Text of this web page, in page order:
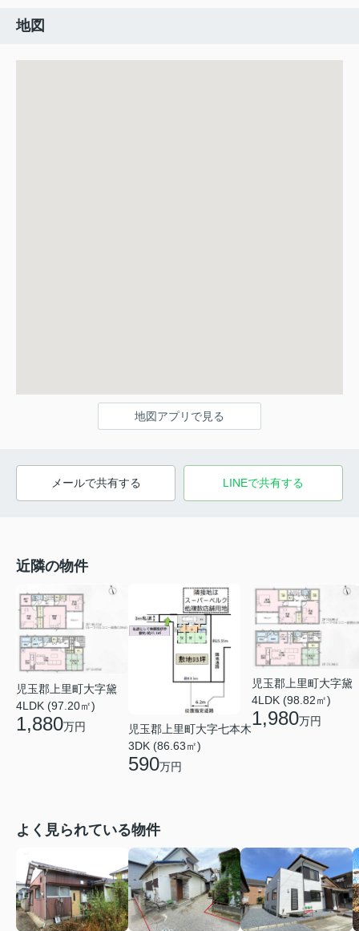
地図
地図アプリで見る
メールで共有する LINEで共有する
近隣の物件
児玉郡上里町大字黛
4LDK (97.20㎡)
1,880万円
児玉郡上里町大字七本木
3DK (86.63㎡)
590万円
児玉郡上里町大字黛
4LDK (98.82㎡)
1,980万円
よく見られている物件